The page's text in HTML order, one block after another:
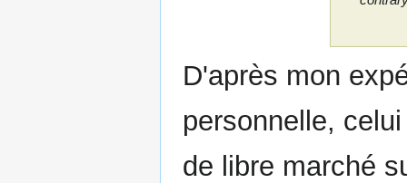
D'après mon
personnelle,
de libre marché